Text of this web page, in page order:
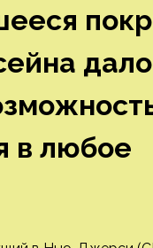
дало
в любое